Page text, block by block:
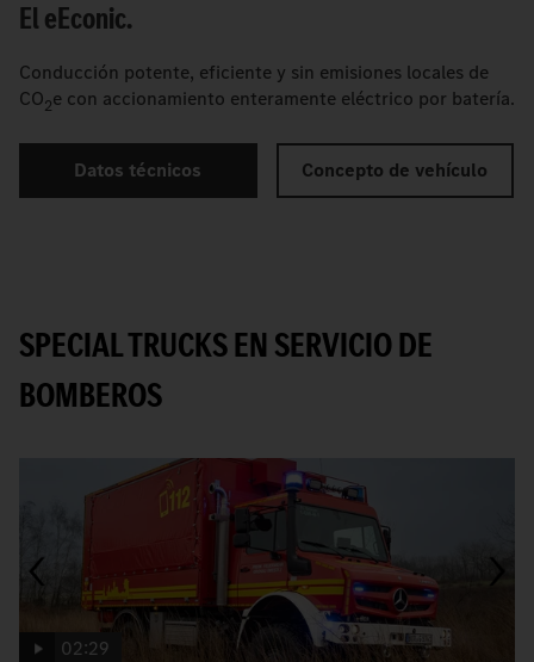
EleEconic.
Conducción potente, eficiente y sin emisiones locales de
CO2e con accionamiento enteramente eléctrico por batería.
Datos técnicos Concepto de vehículo
SPECIAL TRUCKS EN SERVICIO DE
BOMBEROS
02:29